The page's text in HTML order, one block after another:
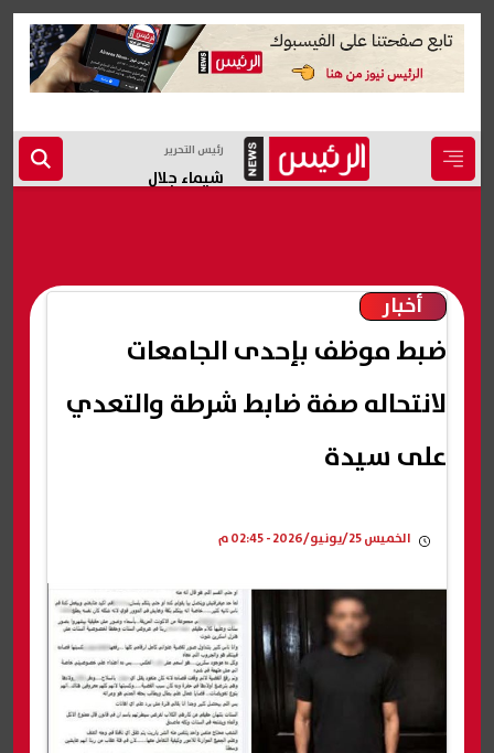
رئيس التحرير
شيماء جلال
أخبار
ضبط موظف بإحدى الجامعات
لانتحاله صفة ضابط شرطة والتعدي
على سيدة
الخميس 25/يونيو/2026 - 02:45 م